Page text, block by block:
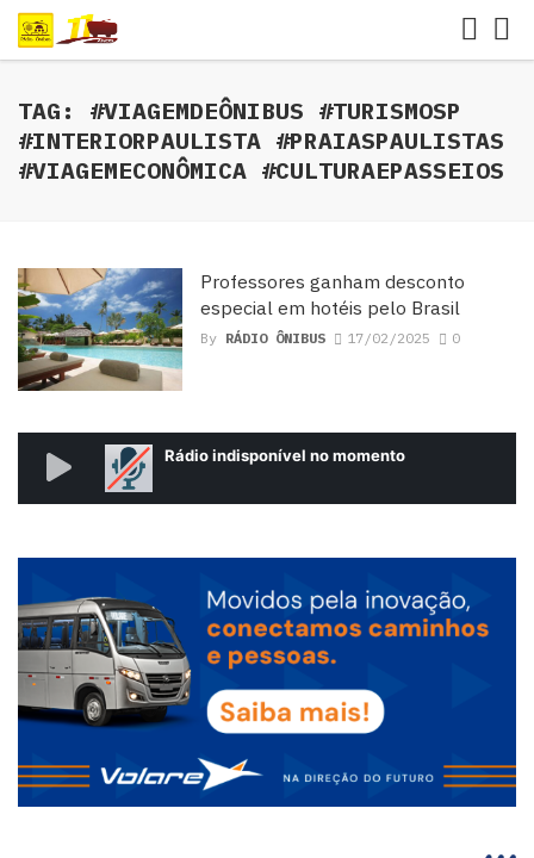
TAG: #VIAGEMDEÔNIBUS #TURISMOSP
#INTERIORPAULISTA #PRAIASPAULISTAS
#VIAGEMECONÔMICA #CULTURAEPASSEIOS
Professores ganham desconto
especial em hotéis pelo Brasil
By RÁDIO ÔNIBUS 17/02/2025 0